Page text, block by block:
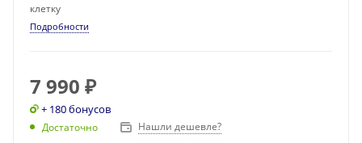
клетку
Подробности
7 990 ₽
+ 180 бонусов
Достаточно Нашли дешевле?